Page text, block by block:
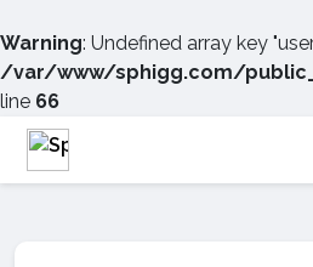
Warning: Undefined array key
/var/www/sphigg.com/
line 66